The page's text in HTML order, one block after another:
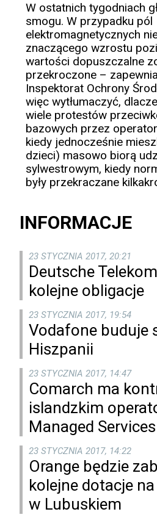
W ostatnich tygodniach
smogu. W przypadku pól
elektromagnetycznych
znaczącego wzrostu
wartości dopuszczalne
przekroczone –
Inspektorat Ochrony
więc wytłumaczyć,
wiele protestów
bazowych przez
kiedy jednocześnie
dzieci) masowo biorą
sylwestrowym, kiedy
były przekraczane
INFORMACJE
23 STYCZNIA 2017, 20:21
Deutsche
kolejne obligacje
23 STYCZNIA 2017, 19:54
Vodafone buduje
Hiszpanii
23 STYCZNIA 2017, 14:47
Comarch ma
islandzkim
Managed Services
23 STYCZNIA 2017, 14:22
Orange będzie
kolejne dotacje
w Lubuskiem